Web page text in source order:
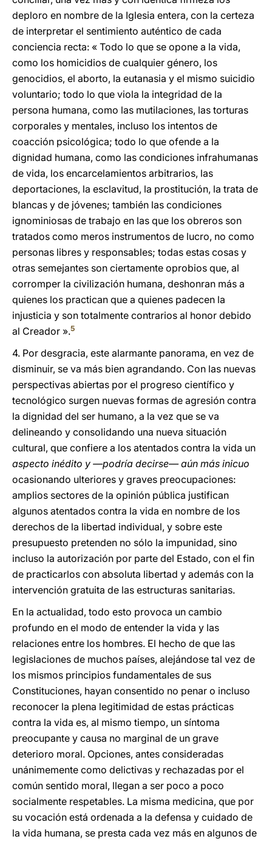
deploro en nombre de la Iglesia entera, con la certeza
de interpretar el sentimiento auténtico de cada
conciencia recta: « Todo lo que se opone a la vida,
como los homicidios de cualquier género, los
genocidios, el aborto, la eutanasia y el mismo suicidio
voluntario; todo lo que viola la integridad de la
persona humana, como las mutilaciones, las torturas
corporales y mentales, incluso los intentos de
coacción psicológica; todo lo que ofende a la
dignidad humana, como las condiciones infrahumanas
de vida, los encarcelamientos arbitrarios, las
deportaciones, la esclavitud, la prostitución, la trata de
blancas y de jóvenes; también las condiciones
ignominiosas de trabajo en las que los obreros son
tratados como meros instrumentos de lucro, no como
personas libres y responsables; todas estas cosas y
otras semejantes son ciertamente oprobios que, al
corromper la civilización humana, deshonran más a
quienes los practican que a quienes padecen la
injusticia y son totalmente contrarios al honor debido
al Creador ».5
4. Por desgracia, este alarmante panorama, en vez de
disminuir, se va más bien agrandando. Con las nuevas
perspectivas abiertas por el progreso científico y
tecnológico surgen nuevas formas de agresión contra
la dignidad del ser humano, a la vez que se va
delineando y consolidando una nueva situación
cultural, que confiere a los atentados contra la vida un
aspecto inédito y —podría decirse— aún más inicuo
ocasionando ulteriores y graves preocupaciones:
amplios sectores de la opinión pública justifican
algunos atentados contra la vida en nombre de los
derechos de la libertad individual, y sobre este
presupuesto pretenden no sólo la impunidad, sino
incluso la autorización por parte del Estado, con el fin
de practicarlos con absoluta libertad y además con la
intervención gratuita de las estructuras sanitarias.
En la actualidad, todo esto provoca un cambio
profundo en el modo de entender la vida y las
relaciones entre los hombres. El hecho de que las
legislaciones de muchos países, alejándose tal vez de
los mismos principios fundamentales de sus
Constituciones, hayan consentido no penar o incluso
reconocer la plena legitimidad de estas prácticas
contra la vida es, al mismo tiempo, un síntoma
preocupante y causa no marginal de un grave
deterioro moral. Opciones, antes consideradas
unánimemente como delictivas y rechazadas por el
común sentido moral, llegan a ser poco a poco
socialmente respetables. La misma medicina, que por
su vocación está ordenada a la defensa y cuidado de
la vida humana, se presta cada vez más en algunos de